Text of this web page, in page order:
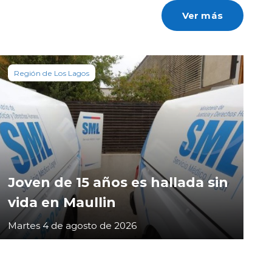
Ver más
Región de Los Lagos
Joven de 15 años es hallada sin
vida en Maullin
Martes 4 de agosto de 2026